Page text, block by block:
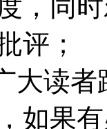
，同
评；
大读
如果